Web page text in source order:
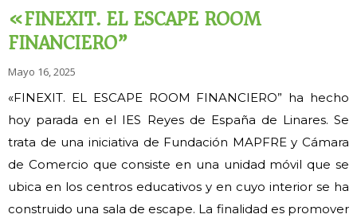
«FINEXIT. EL ESCAPE ROOM
FINANCIERO”
Mayo 16, 2025
«FINEXIT. EL ESCAPE ROOM FINANCIERO” ha hecho
hoy parada en el IES Reyes de España de Linares. Se
trata de una iniciativa de Fundación MAPFRE y Cámara
de Comercio que consiste en una unidad móvil que se
ubica en los centros educativos y en cuyo interior se ha
construido una sala de escape. La finalidad es promover